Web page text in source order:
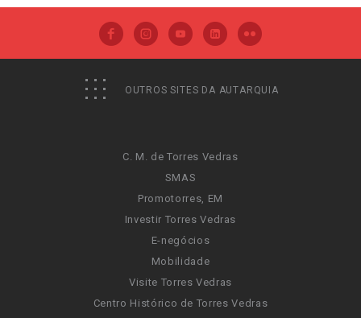
OUTROS SITES DA AUTARQUIA
C. M. de Torres Vedras
SMAS
Promotorres, EM
Investir Torres Vedras
E-negócios
Mobilidade
Visite Torres Vedras
Centro Histórico de Torres Vedras